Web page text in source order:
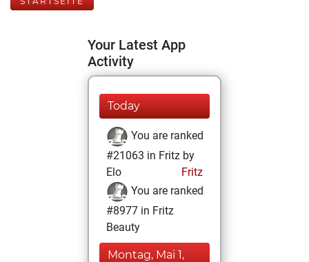
Your Latest App
Activity
Today
You are ranked
#21063 in Fritz by
Elo
Fritz
You are ranked
#8977 in Fritz
Beauty
Montag, Mai 1,